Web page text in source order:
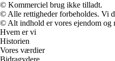
© Kommerciel brug ikke tilladt.
© Alle rettigheder forbeholdes. Vi
© Alt indhold er vores ejendom og
Hvem er vi
Historien
Vores værdier